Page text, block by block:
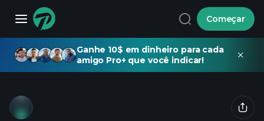
Começar
Ganhe 10$ em dinheiro para cada
amigo Pro+ que você indicar!